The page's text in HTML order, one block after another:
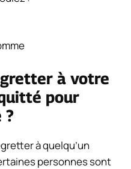
à votre
pour
?
à quelqu’un
personnes sont